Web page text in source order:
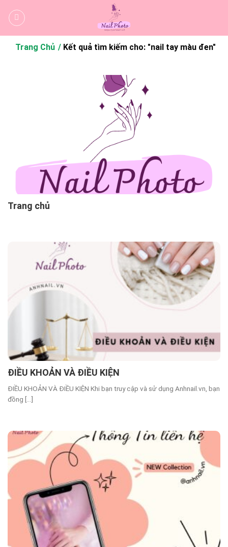
qua
dungTrang Chủ Kết quả tìm kiếm cho: "nail tay màu đen"
Trang chủ
ĐIỀU KHOẢN VÀ ĐIỀU KIỆN
ĐIỀU KHOẢN VÀ ĐIỀU KIỆN Khi bạn truy cập và sử dụng Anhnail.vn, bạn
đồng [...]